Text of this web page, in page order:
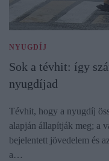
NYUGDÍJ
Sok a tévhit: így
nyugdíjad
Tévhit, hogy a nyugdíj
alapján állapítják meg; a
bejelentett jövedelem és
a…